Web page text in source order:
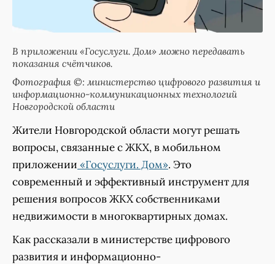
В приложении «Госуслуги. Дом» можно передавать
показания счётчиков.
Фотография ©: министерство цифрового развития и
информационно-коммуникационных технологий
Новгородской области
Жители Новгородской области могут решать
вопросы, связанные с ЖКХ, в мобильном
приложении «Госуслуги. Дом». Это
современный и эффективный инструмент для
решения вопросов ЖКХ собственниками
недвижимости в многоквартирных домах.
Как рассказали в министерстве цифрового
развития и информационно-